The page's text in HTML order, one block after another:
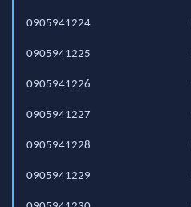
0905941224
0905941225
0905941226
0905941227
0905941228
0905941229